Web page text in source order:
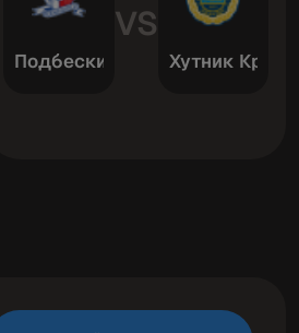
Подбескидзе
VS
Хутник